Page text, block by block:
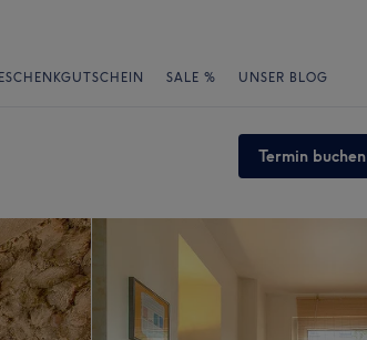
SALE % UNSER BLOG
Termin buchen